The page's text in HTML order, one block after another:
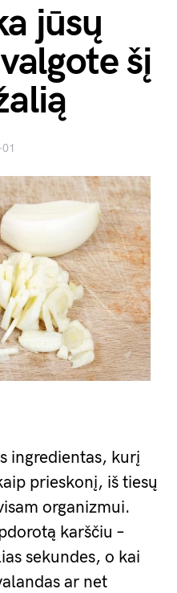
jūsų
šį
ingredientas, kurį
prieskonį, iš tiesų
organizmui.
karščiu –
sekundes, o kai
ar net